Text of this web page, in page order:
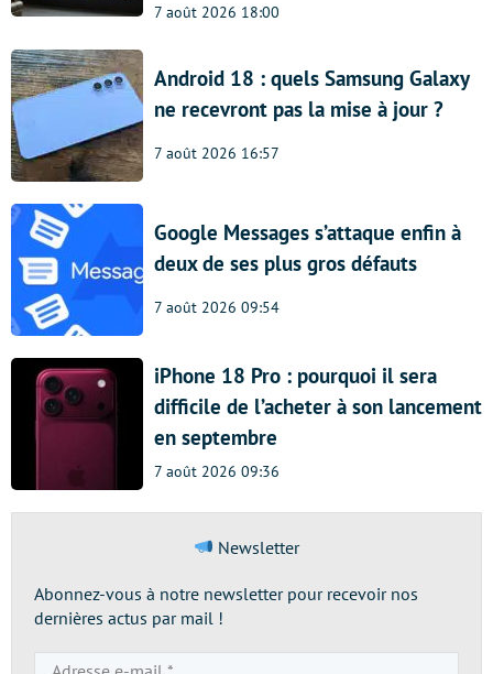
7 août 2026 18:00
Android 18 : quels Samsung Galaxy
ne recevront pas la mise à jour ?
7 août 2026 16:57
Google Messages s’attaque enfin à
deux de ses plus gros défauts
7 août 2026 09:54
iPhone 18 Pro : pourquoi il sera
difficile de l’acheter à son lancement
en septembre
7 août 2026 09:36
Newsletter
Abonnez-vous à notre newsletter pour recevoir nos
dernières actus par mail !